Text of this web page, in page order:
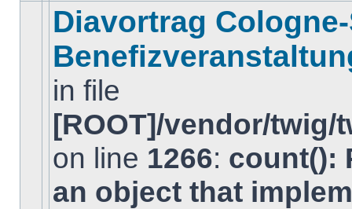
diesem
Thema.
gibt
keine
ungelesenen
Diavortrag
in file
[ROOT]/vendor/
on line 1266: count():
an object that